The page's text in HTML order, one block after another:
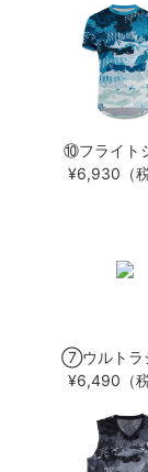
⑩フライト
¥6,930（税
⑦ウルトラ
¥6,490（税